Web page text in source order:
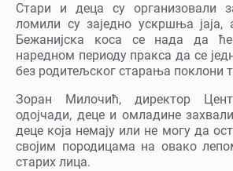
Стари и деца су организовали
ломили су заједно ускршња
Бежанијска коса се нада да
наредном периоду пракса да се
без родитељског старања поклони
Зоран Милочић, директор
одојчади, деце и омладине
деце која немају или не могу да
својим породицама на овако
старих лица.